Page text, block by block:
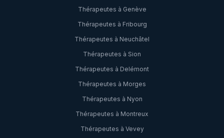
Thérapeutes à Genève
Thérapeutes à Fribourg
Thérapeutes à Neuchâtel
Thérapeutes à Sion
Thérapeutes à Delémont
Thérapeutes à Morges
Thérapeutes à Nyon
Thérapeutes à Montreux
Thérapeutes à Vevey